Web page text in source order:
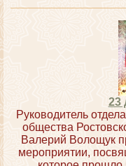
23
Руководитель
общества
Валерий Волощук
мероприятии,